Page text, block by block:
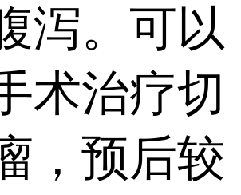
泻。可以
术治疗切
，预后较